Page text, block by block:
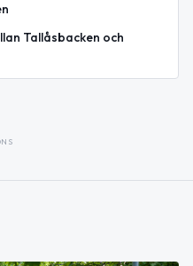
Tallåsbacken och